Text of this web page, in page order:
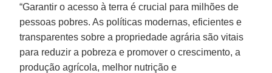
“Garantir o acesso à terra é crucial para milhões de
pessoas pobres. As políticas modernas, eficientes e
transparentes sobre a propriedade agrária são vitais
para reduzir a pobreza e promover o crescimento, a
produção agrícola, melhor nutrição e